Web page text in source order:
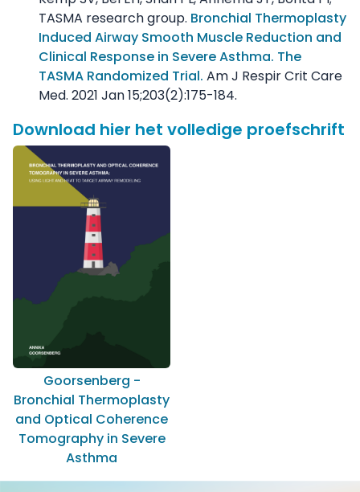
TASMA research group. Bronchial Thermoplasty
Induced Airway Smooth Muscle Reduction and
Clinical Response in Severe Asthma. The
TASMA Randomized Trial. Am J Respir Crit Care
Med. 2021 Jan 15;203(2):175-184.
Download hier het volledige proefschrift
Goorsenberg -
Bronchial Thermoplasty
and Optical Coherence
Tomography in Severe
Asthma